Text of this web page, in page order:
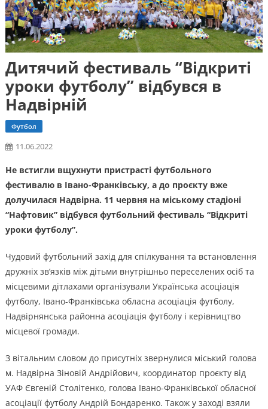
Дитячий фестиваль “Відкриті
уроки футболу” відбувся в
Надвірній
Футбол
11.06.2022
Не встигли вщухнути пристрасті футбольного
фестивалю в Івано-Франківську, а до проєкту вже
долучилася Надвірна. 11 червня на міському стадіоні
“Нафтовик” відбувся футбольний фестиваль “Відкриті
уроки футболу”.
Чудовий футбольний захід для спілкування та встановлення
дружніх зв’язків між дітьми внутрішньо переселених осіб та
місцевими дітлахами організували Українська асоціація
футболу, Івано-Франківська обласна асоціація футболу,
Надвірнянська районна асоціація футболу і керівництво
місцевої громади.
З вітальним словом до присутніх звернулися міський голова
м. Надвірна Зіновій Андрійович, координатор проєкту від
УАФ Євгеній Столітенко, голова Івано-Франківської обласної
асоціації футболу Андрій Бондаренко. Також у заході взяли